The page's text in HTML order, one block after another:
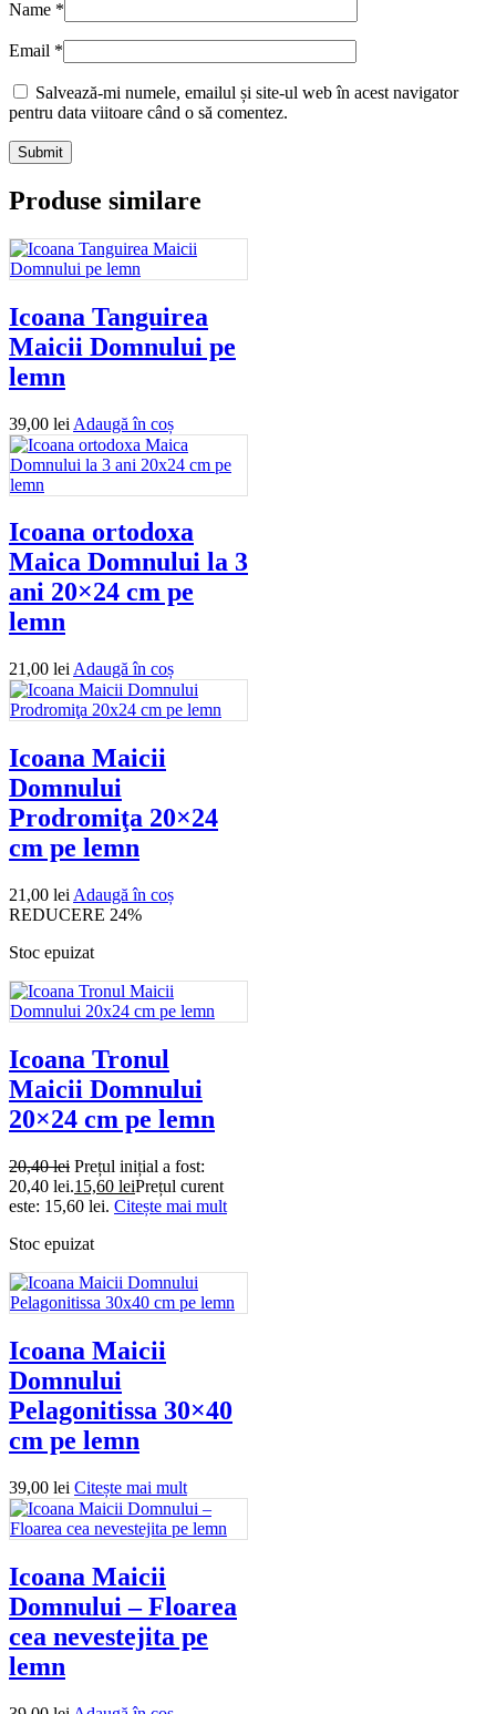
Name *
Email *
Salvează-mi numele, emailul și site-ul web în acest navigator
pentru data viitoare când o să comentez.
Produse similare
Icoana Tanguirea
Maicii Domnului pe
lemn
39,00 lei Adaugă în coș
Icoana ortodoxa
Maica Domnului la 3
ani 20×24 cm pe
lemn
21,00 lei Adaugă în coș
Icoana Maicii
Domnului
Prodromiţa 20×24
cm pe lemn
21,00 lei Adaugă în coș
REDUCERE 24%
Stoc epuizat
Icoana Tronul
Maicii Domnului
20×24 cm pe lemn
20,40lei Prețul inițial a fost:
20,40 lei.15,60 leiPrețul curent
este: 15,60 lei. Citește mai mult
Stoc epuizat
Icoana Maicii
Domnului
Pelagonitissa 30×40
cm pe lemn
39,00 lei Citește mai mult
Icoana Maicii
Domnului – Floarea
cea nevestejita pe
lemn